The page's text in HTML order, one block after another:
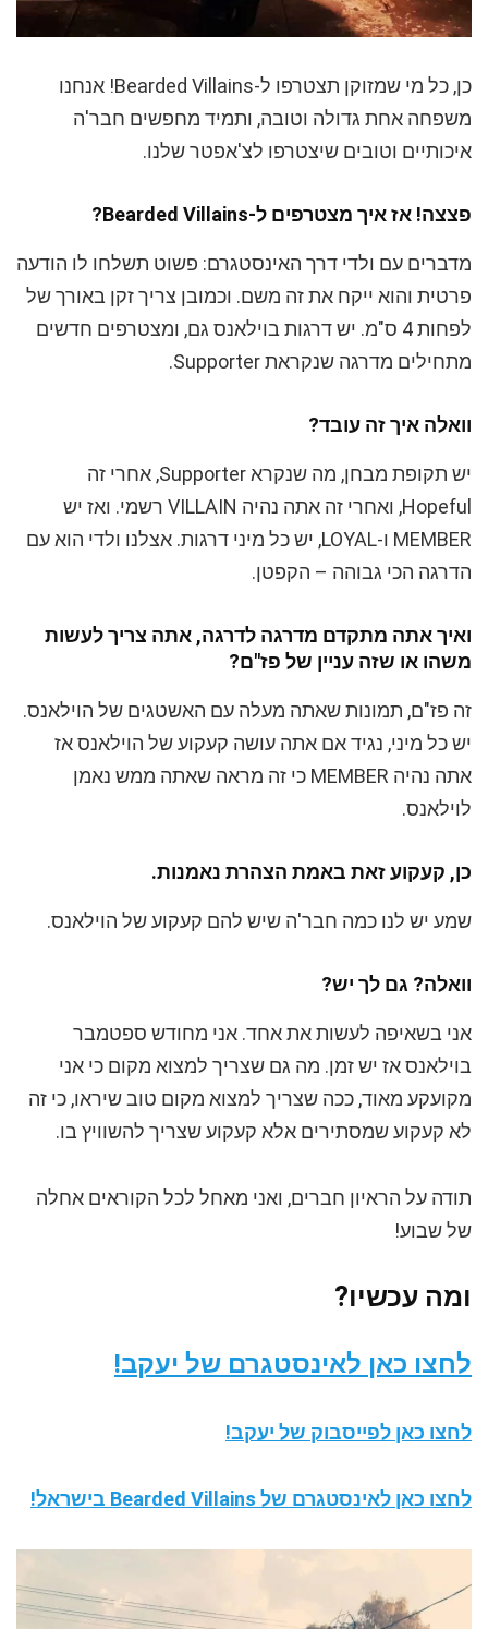
כן, כל מי שמזוקן תצטרפו ל-Bearded Villains! אנחנו
משפחה אחת גדולה וטובה, ותמיד מחפשים חבר'ה
איכותיים וטובים שיצטרפו לצ'אפטר שלנו.
פצצה! אז איך מצטרפים ל-Bearded Villains?
מדברים עם ולדי דרך האינסטגרם: פשוט תשלחו לו הודעה
פרטית והוא ייקח את זה משם. וכמובן צריך זקן באורך של
לפחות 4 ס"מ. יש דרגות בוילאנס גם, ומצטרפים חדשים
מתחילים מדרגה שנקראת Supporter.
וואלה איך זה עובד?
יש תקופת מבחן, מה שנקרא Supporter, אחרי זה
Hopeful, ואחרי זה אתה נהיה VILLAIN רשמי. ואז יש
MEMBER ו-LOYAL, יש כל מיני דרגות. אצלנו ולדי הוא עם
הדרגה הכי גבוהה – הקפטן.
ואיך אתה מתקדם מדרגה לדרגה, אתה צריך לעשות
משהו או שזה עניין של פז"ם?
זה פז"ם, תמונות שאתה מעלה עם האשטגים של הוילאנס.
יש כל מיני, נגיד אם אתה עושה קעקוע של הוילאנס אז
אתה נהיה MEMBER כי זה מראה שאתה ממש נאמן
לוילאנס.
כן, קעקוע זאת באמת הצהרת נאמנות.
שמע יש לנו כמה חבר'ה שיש להם קעקוע של הוילאנס.
וואלה? גם לך יש?
אני בשאיפה לעשות את אחד. אני מחודש ספטמבר
בוילאנס אז יש זמן. מה גם שצריך למצוא מקום כי אני
מקועקע מאוד, ככה שצריך למצוא מקום טוב שיראו, כי זה
לא קעקוע שמסתירים אלא קעקוע שצריך להשוויץ בו.
תודה על הראיון חברים, ואני מאחל לכל הקוראים אחלה
של שבוע!
ומה עכשיו?
לחצו כאן לאינסטגרם של יעקב!
לחצו כאן לפייסבוק של יעקב!
לחצו כאן לאינסטגרם של Bearded Villains בישראל!